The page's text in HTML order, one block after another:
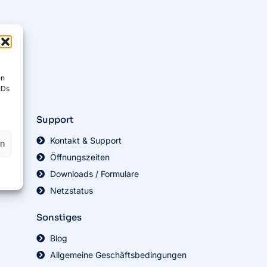
Support
Kontakt & Support
Öffnungszeiten
Downloads / Formulare
Netzstatus
Sonstiges
Blog
Allgemeine Geschäftsbedingungen